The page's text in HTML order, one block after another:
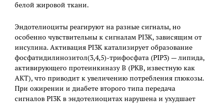
белой жировой ткани.
Эндотелиоциты реагируют на разные сигналы, но
особенно чувствительны к сигналам PI3K, зависящим от
инсулина. Активация PI3K катализирует образование
фосфатидилинозитол(3,4,5)-трифосфата (PIP3) — липида,
активирующего протеинкиназу B (PKB, известную как
AKT), что приводит к увеличению потребления глюкозы.
При ожирении и диабете второго типа передача
сигналов PI3K в эндотелиоцитах нарушена и ухудшает